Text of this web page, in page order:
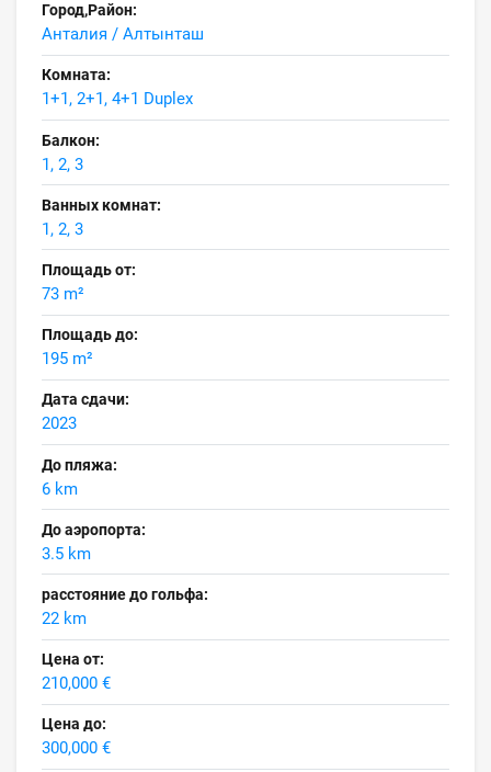
Город,Район:
Анталия / Алтынташ
Комната:
1+1, 2+1, 4+1 Duplex
Балкон:
1, 2, 3
Ванных комнат:
1, 2, 3
Площадь от:
73 m²
Площадь до:
195 m²
Дата сдачи:
2023
До пляжа:
6 km
До аэропорта:
3.5 km
расстояние до гольфа:
22 km
Цена от:
210,000 €
Цена до:
300,000 €